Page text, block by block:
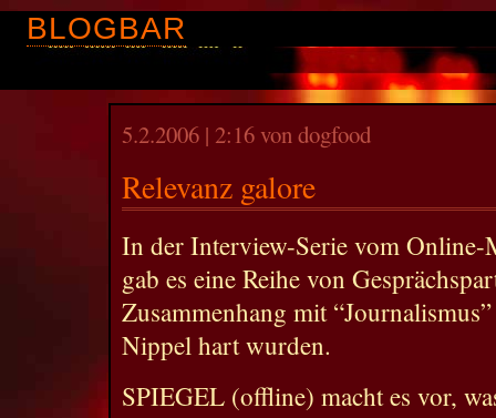
BLOGBAR
5.2.2006 | 2:16 von dogfood
Relevanz galore
In der Interview-Serie vom Online-
gab es eine Reihe von
Zusammenhang mit
Nippel hart wurden.
SPIEGEL (offline) macht es vor,